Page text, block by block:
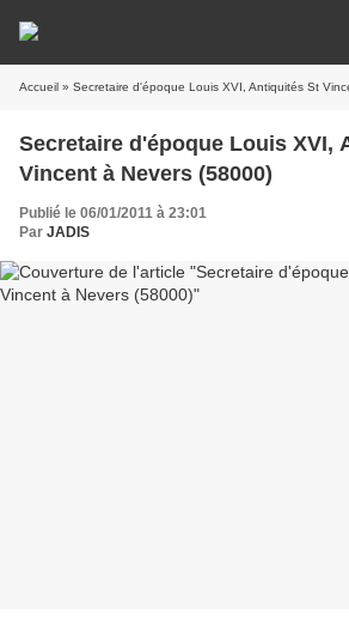
Accueil » Secretaire d'époque Louis XVI, Antiquités St
Secretaire d'époque Louis XVI,
Vincent à Nevers (58000)
Publié le 06/01/2011 à 23:01
Par JADIS